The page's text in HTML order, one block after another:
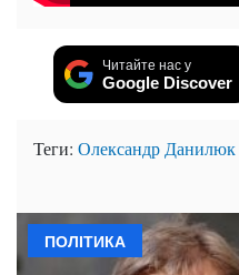
Читайте нас у
Google Discover
Теги: Олександр Данилюк
ПОЛІТИКА